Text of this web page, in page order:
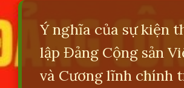
Ý nghĩa của sự kiện
lập Đảng Cộng sản
và Cương lĩnh chính